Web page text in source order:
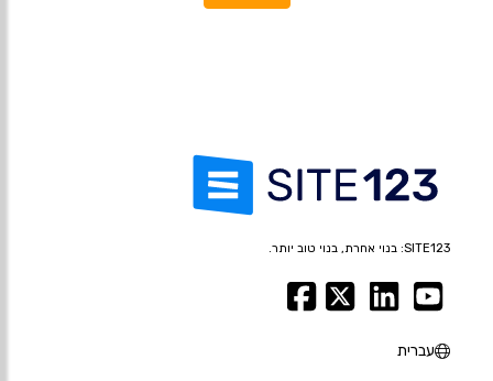
SITE123: בנוי אחרת, בנוי טוב יותר.
עברית